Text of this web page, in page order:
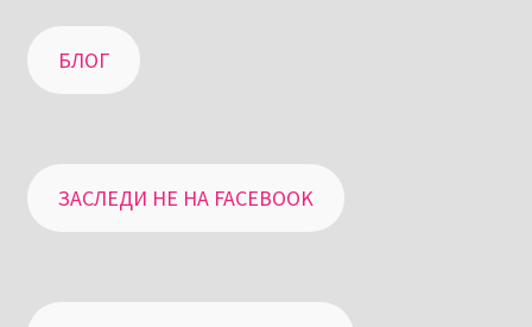
БЛОГ
ЗАСЛЕДИ НЕ НА FACEBOOK